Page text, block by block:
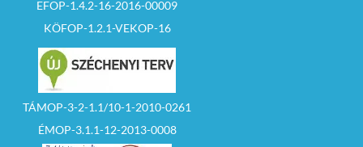
EFOP-1.4.2-16-2016-00009
KÖFOP-1.2.1-VEKOP-16
TÁMOP-3-2-1.1/10-1-2010-0261
ÉMOP-3.1.1-12-2013-0008